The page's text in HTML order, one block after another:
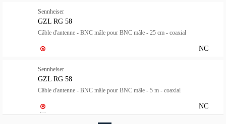
Sennheiser
GZL RG 58
Câble d'antenne - BNC mâle pour BNC mâle - 25 cm - coaxial
NC
Sennheiser
GZL RG 58
Câble d'antenne - BNC mâle pour BNC mâle - 5 m - coaxial
NC